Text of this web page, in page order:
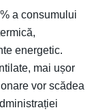
a consumului
energetic.
mai ușor
vor scădea